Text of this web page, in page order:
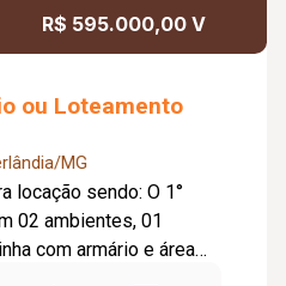
R$ 595.000,00 V
ou Loteamento
MG
locação sendo: O 1°
02 ambientes, 01
com armário e área